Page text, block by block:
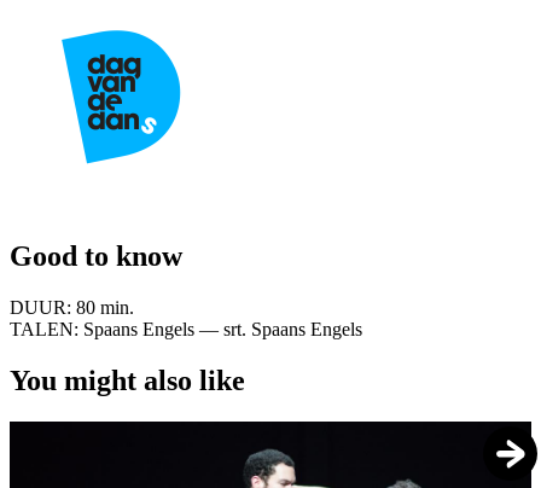
Good to know
DUUR: 80 min.
TALEN: Spaans Engels — srt. Spaans Engels
You might also like